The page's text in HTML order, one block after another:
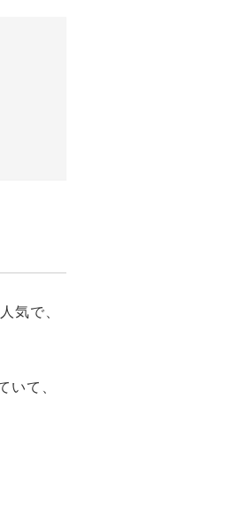
気で、
て、